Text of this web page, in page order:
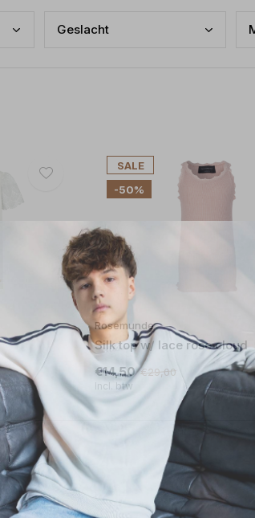
Geslacht
SALE
-50%
Rosemunde
Silk top w/ lace rose cloud
€14,50 €29,00
Incl. btw